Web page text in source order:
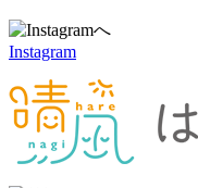
Instagram